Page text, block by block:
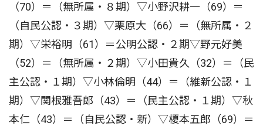
（70）＝（無所属・８期）▽小野沢耕一（69）＝
（自民公認・３期）▽栗原大（66）＝（無所属・２
期）▽栄裕明（61）＝公明公認・２期▽野元好美
（52）＝（無所属・２期）▽小田貴久（32）＝（民
主公認・１期）▽小林倫明（44）＝（維新公認・１
期）▽関根雅吾郎（43）＝（民主公認・１期）▽秋
本仁（43）＝（自民公認・新）▽榎本五郎（69）＝